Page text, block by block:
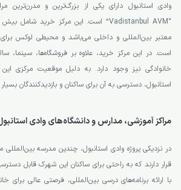
وادی استانبول دارای یکی از بزرگ‌ترین و مدرن‌ترین
معتبر بین‌المللی و داخلی می‌باشد و محیطی لوکس
است. در این مرکز خرید، علاوه بر فروشگاه‌ها، سینما،
خانوادگی نیز وجود دارد. به دلیل موقعیت مرکزی
استانبول، دسترسی به آن برای ساکنان و بازدیدکنندگان
مراکز آموزشی، مدارس و دانشگاه‌های وادی
در نزدیکی پروژه وادی استانبول، چندین مدرسه
قرار دارند که به راحتی برای ساکنان این شهرک قابل
با ارائه برنامه‌های درسی بین‌المللی، فرصتی عالی برای